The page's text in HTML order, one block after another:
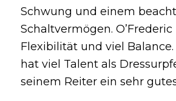
Schwung und einem
Schaltvermögen. O’Frederic
Flexibilität und viel Balance.
hat viel Talent als
seinem Reiter ein sehr